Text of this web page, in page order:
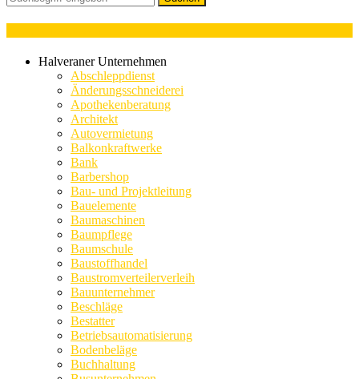
Halveraner Unternehmen
Abschleppdienst
Änderungsschneiderei
Apothekenberatung
Architekt
Autovermietung
Balkonkraftwerke
Bank
Barbershop
Bau- und Projektleitung
Bauelemente
Baumaschinen
Baumpflege
Baumschule
Baustoffhandel
Baustromverteilerverleih
Bauunternehmer
Beschläge
Bestatter
Betriebsautomatisierung
Bodenbeläge
Buchhaltung